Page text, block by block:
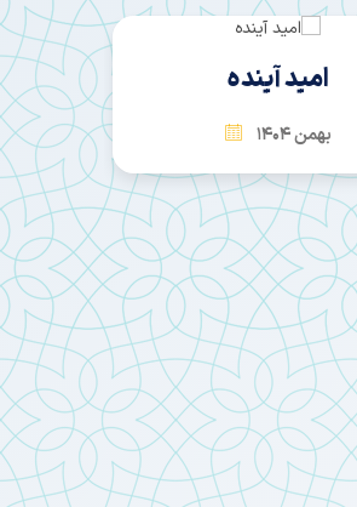
امید آینده
بهمن 1404